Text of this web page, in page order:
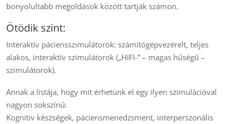
bonyolultabb megoldások között tartják számon.
Ötödik szint:
Interaktív páciensszimulátorok: számítógépvezérelt, teljes
alakos, interaktív szimulátorok („HIFI-” – magas hűségű –
szimulátorok).
Annak a listája, hogy mit érhetünk el egy ilyen szimulációval
nagyon sokszínű:
Kognitív készségek, páciensmenedzsment, interperszonális